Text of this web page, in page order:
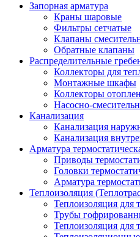
Запорная арматура
Краны шаровые
Фильтры сетчатые
Клапаны
Обратные клапаны
Распределительные
Коллекторы для
Монтажные шкафы
Коллекторы
Насосно-
Канализация
Канализация
Канализация
Арматура
Приводы
Головки
Арматура
Теплоизоляция
Теплоизоляция для
Трубы
Теплоизоляция для